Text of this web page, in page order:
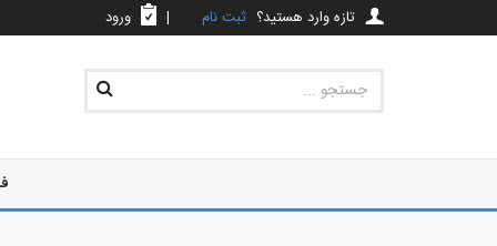
تازه وارد هستید؟ ثبت نام | ورود